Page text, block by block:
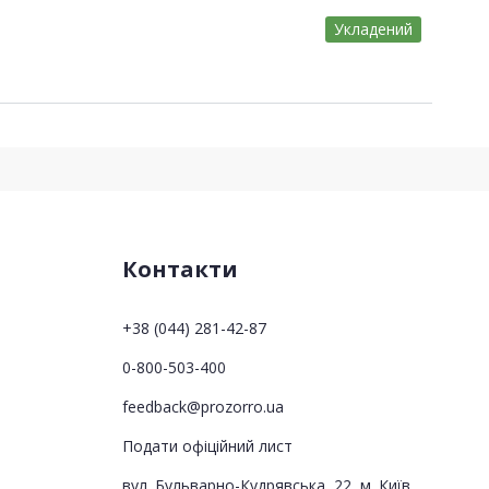
Укладений
Контакти
+38 (044) 281-42-87
0-800-503-400
feedback@prozorro.ua
Подати офіційний лист